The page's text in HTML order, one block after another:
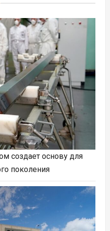
создает основу для
поколения